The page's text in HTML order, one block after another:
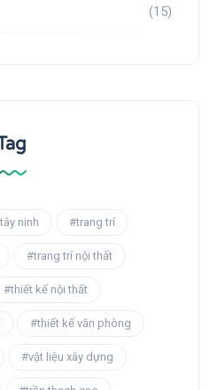
(15)
ninh #trang trí
#trang trí nội thất
#thiết kế nội thất
#thiết kế văn phòng
#vật liệu xây dựng